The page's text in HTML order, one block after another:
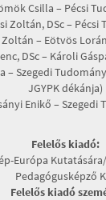
Csilla – Pécsi
Zoltán, DSc –
Zoltán – Eötvös
DSc – Károli
– Szegedi
JGYPK dékánja)
Enikő –
Felelős kiadó:
Európa
Pedagógusképző
Felelős kiadó